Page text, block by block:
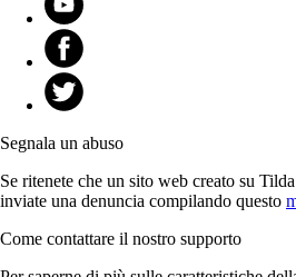
Segnala un abuso
Se ritenete che un sito web creato su
inviate una denuncia compilando questo
Come contattare il nostro supporto